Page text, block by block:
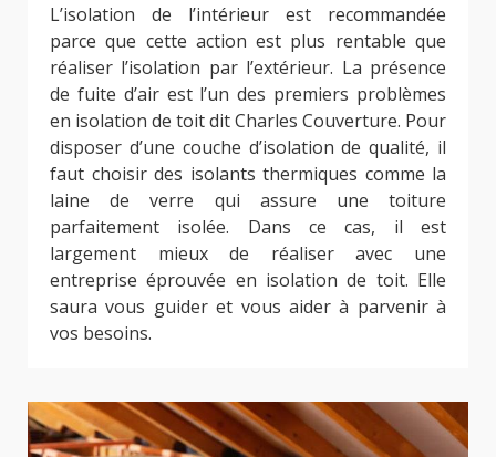
L’isolation de l’intérieur est recommandée
parce que cette action est plus rentable que
réaliser l’isolation par l’extérieur. La présence
de fuite d’air est l’un des premiers problèmes
en isolation de toit dit Charles Couverture. Pour
disposer d’une couche d’isolation de qualité, il
faut choisir des isolants thermiques comme la
laine de verre qui assure une toiture
parfaitement isolée. Dans ce cas, il est
largement mieux de réaliser avec une
entreprise éprouvée en isolation de toit. Elle
saura vous guider et vous aider à parvenir à
vos besoins.